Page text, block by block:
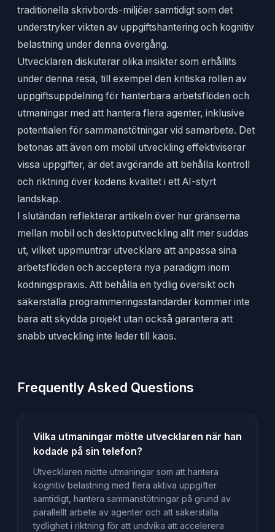
traditionella skrivbords-miljöer samtidigt som det
understryker vikten av uppgiftshantering och kognitiv
belastning under denna övergång.
Utvecklaren diskuterar olika insikter som erhållits
under denna resa, till exempel den kritiska rollen av
uppgiftsuppdelning för hanterbara arbetsflöden och
utmaningar med att hantera flera agenter, inklusive
potentialen för sammanstötningar vid samarbete. Det
betonas att även om mobil utveckling effektiviserar
vissa uppgifter, är det avgörande att behålla kontroll
och riktning över kodens kvalitet i ett AI-styrt
landskap.
I slutändan reflekterar artikeln över hur gränserna
mellan mobil och desktoputveckling allt mer suddas
ut, vilket uppmuntrar utvecklare att anpassa sina
arbetsflöden och acceptera nya paradigm inom
kodningspraxis. Att behålla en tydlig översikt och
säkerställa programmeringsstandarder kommer inte
bara att skydda projekt utan också garantera att
snabb utveckling inte leder till kaos.
Frequently Asked Questions
Vilka utmaningar mötte utvecklaren när han
kodade på sin telefon?
Utvecklaren mötte utmaningar som att hantera
kognitiv belastning med flera aktiva uppgifter
samtidigt, hantera sammanstötningar på grund av
parallellt arbete av agenter och att säkerställa
tydlighet i riktning för att undvika att accelerera